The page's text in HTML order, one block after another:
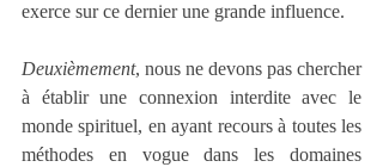
exerce sur ce dernier une grande influence.
Deuxièmement, nous ne devons pas chercher
à établir une connexion interdite avec le
monde spirituel, en ayant recours à toutes les
méthodes en vogue dans les domaines